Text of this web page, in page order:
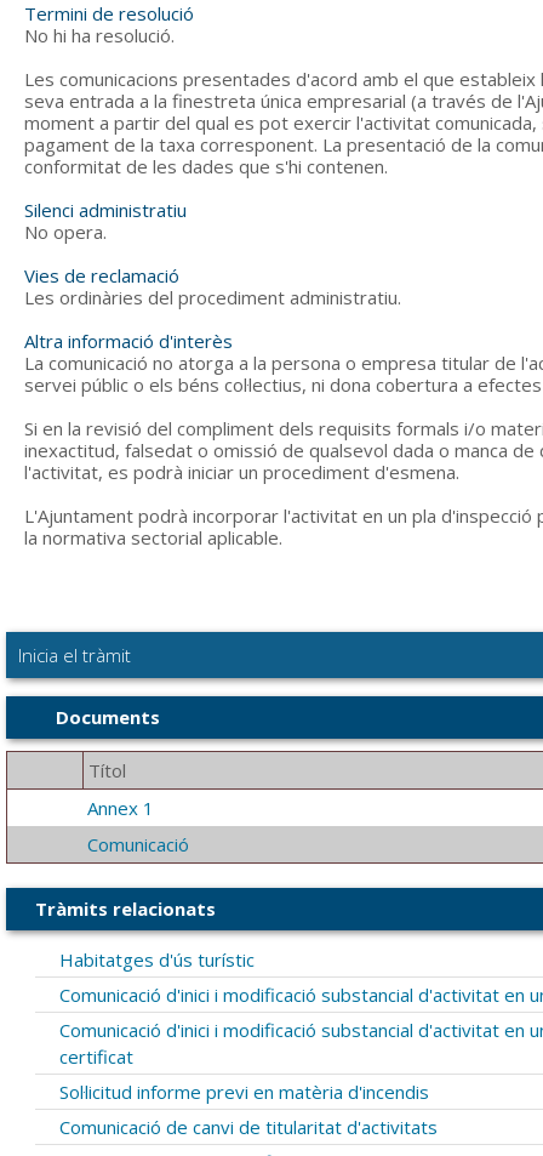
Termini de resolució
No hi ha resolució.
Les comunicacions presentades d'acord amb el que
seva entrada a la finestreta única empresarial (a través de
moment a partir del qual es pot exercir l'activitat
pagament de la taxa corresponent. La presentació de la
conformitat de les dades que s'hi contenen.
Silenci administratiu
No opera.
Vies de reclamació
Les ordinàries del procediment administratiu.
Altra informació d'interès
La comunicació no atorga a la persona o empresa titular de
servei públic o els béns col·lectius, ni dona cobertura a
Si en la revisió del compliment dels requisits formals i/o
inexactitud, falsedat o omissió de qualsevol dada o manca
l'activitat, es podrà iniciar un procediment d'esmena.
L'Ajuntament podrà incorporar l'activitat en un pla
la normativa sectorial aplicable.
Inicia el tràmit
Documents
Títol
Annex 1
Comunicació
Tràmits relacionats
Habitatges d'ús turístic
Comunicació d'inici i modificació substancial d'activitat en
Comunicació d'inici i modificació substancial d'activitat en
certificat
Sol·licitud informe previ en matèria d'incendis
Comunicació de canvi de titularitat d'activitats